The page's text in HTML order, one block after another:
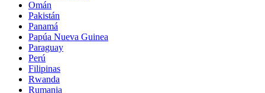
Omán
Pakistán
Panamá
Papúa Nueva Guinea
Paraguay
Perú
Filipinas
Rwanda
Rumania